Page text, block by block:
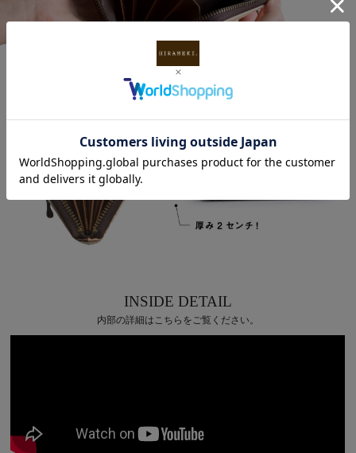
INSIDE DETAIL
内部の詳細はこちらをご覧ください。